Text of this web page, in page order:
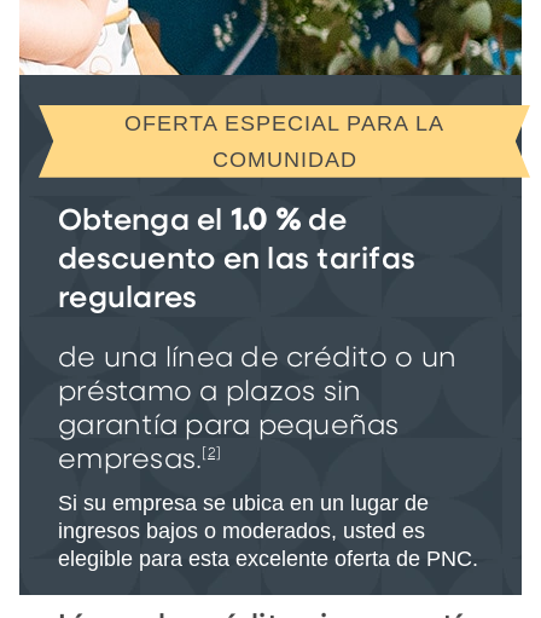
OFERTA ESPECIAL PARA LA
COMUNIDAD
Obtenga el 1.0 % de
descuento en las tarifas
regulares
de una línea de crédito o un
préstamo a plazos sin
garantía para pequeñas
empresas. [2]
Si su empresa se ubica en un lugar de
ingresos bajos o moderados, usted es
elegible para esta excelente oferta de PNC.